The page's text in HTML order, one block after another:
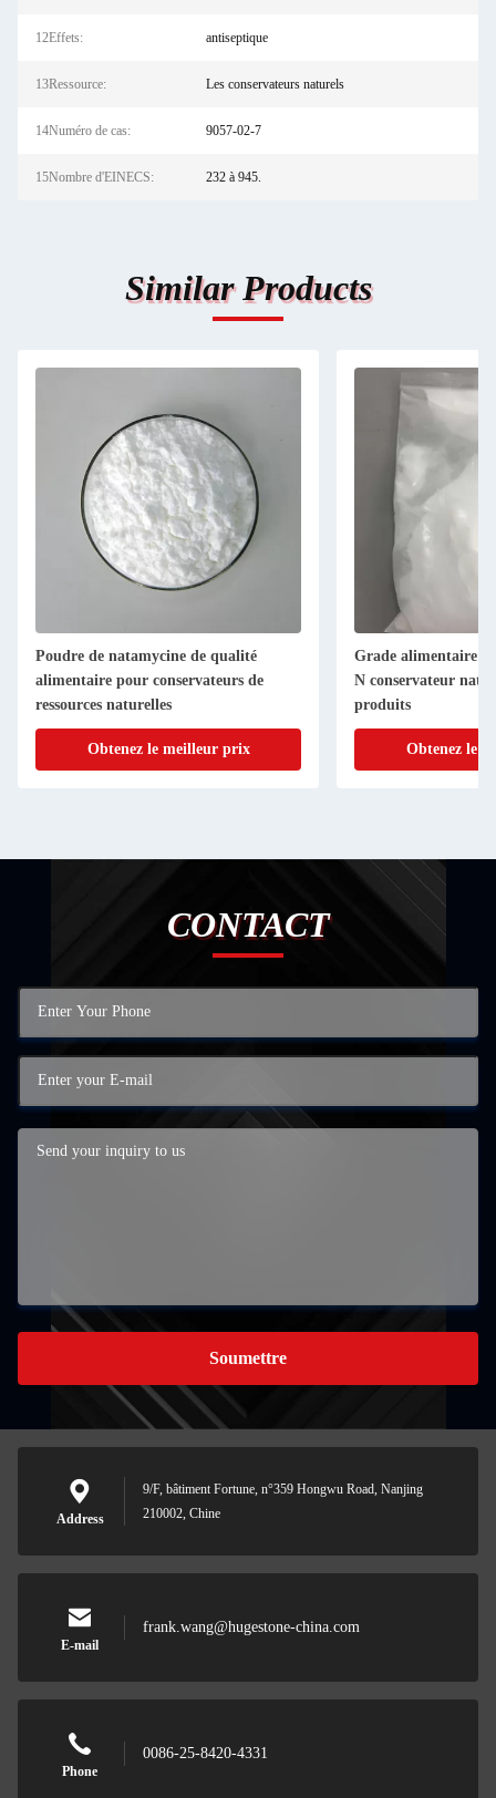
12Effets: antiseptique
13Ressource: Les conservateurs naturels
14Numéro de cas: 9057-02-7
15Nombre d'EINECS: 232 à 945.
Similar Products
Poudre de natamycine de qualité
alimentaire pour conservateurs de
ressources naturelles
Obtenez le meilleur prix
Grade alimentaire
N conservateur
produits
Obtenez le
CONTACT
Soumettre
Address
9/F, bâtiment Fortune, n°359 Hongwu Road, Nanjing
210002, Chine
E-mail
frank.wang@hugestone-china.com
Phone
0086-25-8420-4331